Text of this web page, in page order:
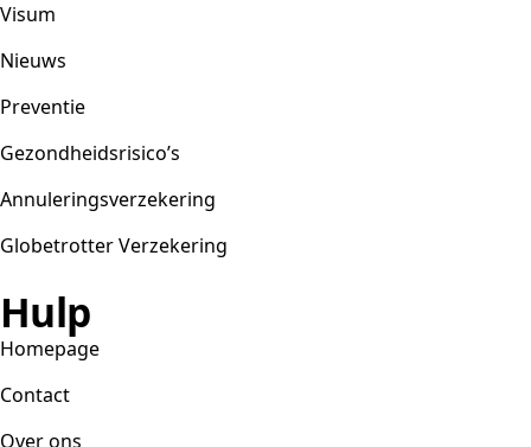
Visum
Nieuws
Preventie
Gezondheidsrisico’s
Annuleringsverzekering
Globetrotter Verzekering
Hulp
Homepage
Contact
Over ons